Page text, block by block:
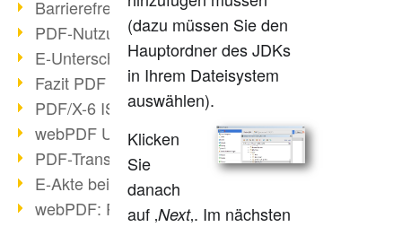
Barrierefreiheit mehr als Inklusion
PDF-Nutzung durch Pandemie
E-Unterschriften für Verwaltung
Fazit PDF Days 2021
PDF/X-6 ISO-Norm
webPDF Update 8.0.0.2393
PDF-Transparenz beim PDF-Format
E-Akte bei Behörden
webPDF: PDF-Anhänge verwalten
(dazu müssen Sie den
Hauptordner des JDKs
in Ihrem Dateisystem
auswählen).
Klicken
Sie
danach
auf ‚Next‚. Im nächsten